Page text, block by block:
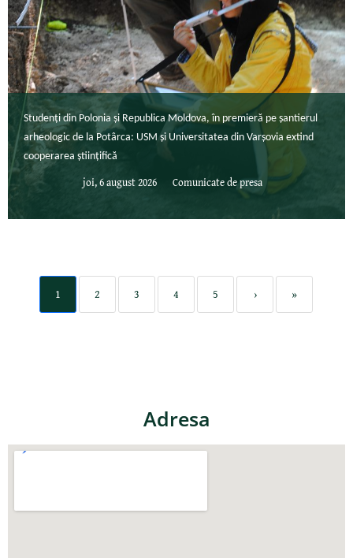
Studenți din Polonia și Republica Moldova, în premieră pe șantierul
arheologic de la Potârca: USM și Universitatea din Varșovia extind
cooperarea științifică
joi, 6 august 2026 Comunicate de presa
1 2 3 4 5 › »
Adresa